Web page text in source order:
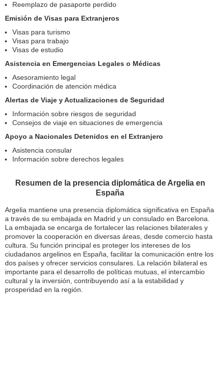
Reemplazo de pasaporte perdido
Emisión de Visas para Extranjeros
Visas para turismo
Visas para trabajo
Visas de estudio
Asistencia en Emergencias Legales o Médicas
Asesoramiento legal
Coordinación de atención médica
Alertas de Viaje y Actualizaciones de Seguridad
Información sobre riesgos de seguridad
Consejos de viaje en situaciones de emergencia
Apoyo a Nacionales Detenidos en el Extranjero
Asistencia consular
Información sobre derechos legales
Resumen de la presencia diplomática de Argelia en
España
Argelia mantiene una presencia diplomática significativa en España
a través de su embajada en Madrid y un consulado en Barcelona.
La embajada se encarga de fortalecer las relaciones bilaterales y
promover la cooperación en diversas áreas, desde comercio hasta
cultura. Su función principal es proteger los intereses de los
ciudadanos argelinos en España, facilitar la comunicación entre los
dos países y ofrecer servicios consulares. La relación bilateral es
importante para el desarrollo de políticas mutuas, el intercambio
cultural y la inversión, contribuyendo así a la estabilidad y
prosperidad en la región.